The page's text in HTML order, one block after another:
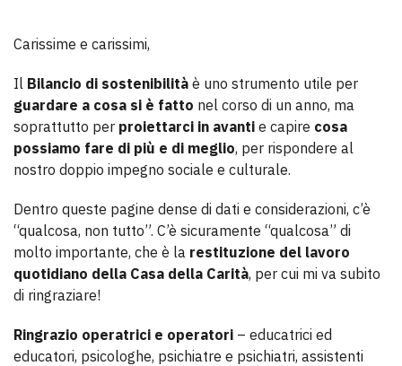
Carissime e carissimi,
Il Bilancio di sostenibilità è uno strumento utile per
guardare a cosa si è fatto nel corso di un anno, ma
soprattutto per proiettarci in avanti e capire cosa
possiamo fare di più e di meglio, per rispondere al
nostro doppio impegno sociale e culturale.
Dentro queste pagine dense di dati e considerazioni, c’è
“qualcosa, non tutto”. C’è sicuramente “qualcosa” di
molto importante, che è la restituzione del lavoro
quotidiano della Casa della Carità, per cui mi va subito
di ringraziare!
Ringrazio operatrici e operatori – educatrici ed
educatori, psicologhe, psichiatre e psichiatri, assistenti